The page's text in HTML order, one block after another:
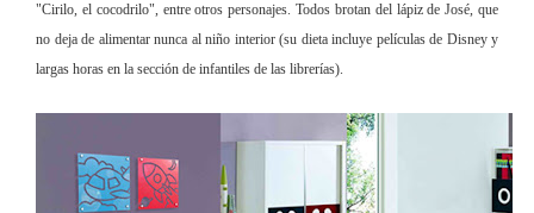
"Cirilo, el cocodrilo", entre otros personajes. Todos brotan del lápiz de José, que
no deja de alimentar nunca al niño interior (su dieta incluye películas de Disney y
largas horas en la sección de infantiles de las librerías).